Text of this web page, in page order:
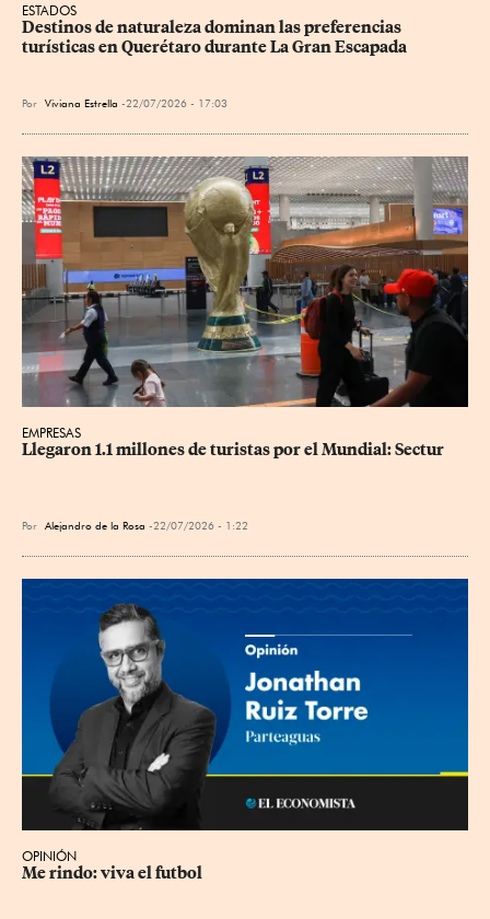
ESTADOS
Destinos de naturaleza dominan las preferencias
turísticas en Querétaro durante La Gran Escapada
Por Viviana Estrella 22/07/2026 - 17:03
EMPRESAS
Llegaron 1.1 millones de turistas por el Mundial: Sectur
Por Alejandro de la Rosa 22/07/2026 - 1:22
OPINIÓN
Me rindo: viva el futbol